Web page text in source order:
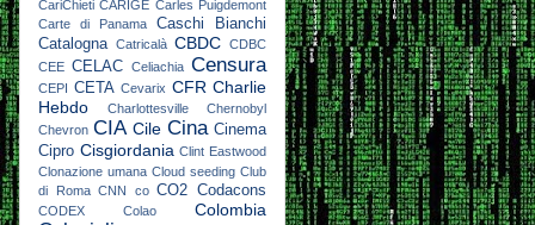
CariChieti CARIGE Carles Puigdemont
Carte di Panama
Caschi Bianchi
Catalogna Catricalà CBDC CDBC
CEE CELAC Celiachia Censura
CEPI CETA Cevarix CFR Charlie
Hebdo
Charlottesville
Chernobyl
Chevron CIA Cile Cina Cinema
Cipro Cisgiordania Clint Eastwood
Clonazione umana Cloud seeding Club
di Roma CNN co CO2 Codacons
CODEX Colao Colombia